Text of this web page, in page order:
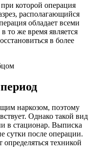
которой операция
располагающийся
обладает всеми
то же время является
в более
наркозом, поэтому
Однако такой вид
в стационар. Выписка
сутки после операции.
техникой